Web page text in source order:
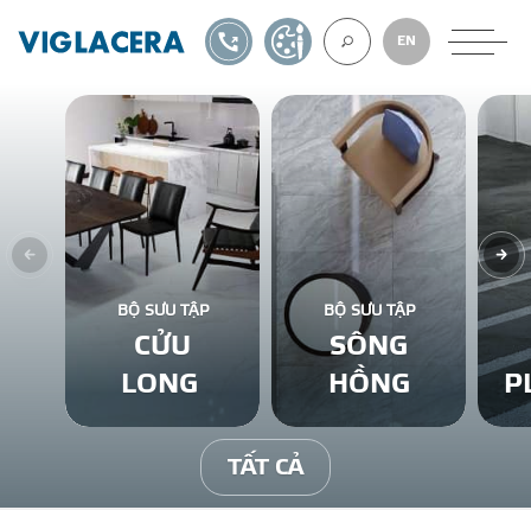
VỀ CHÚNG
GẠCH ỐP LÁT
BÊ TÔNG KHÍ
NGÓI LỢP
EN
1900561582TỰ THIẾT KẾ
BỘ SƯU TẬP
CỬU
LONG
BỘ SƯU TẬP
SÔNG
HỒNG
TẤT CẢ